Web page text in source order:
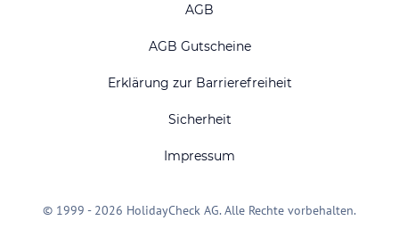
AGB
AGB Gutscheine
Erklärung zur Barrierefreiheit
Sicherheit
Impressum
© 1999 - 2026 HolidayCheck AG. Alle Rechte vorbehalten.